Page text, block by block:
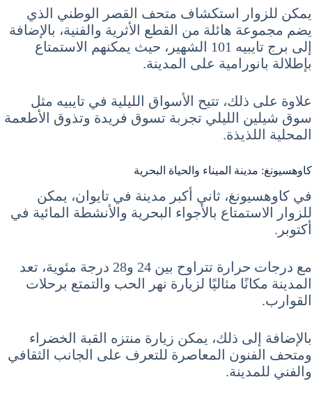
يمكن للزوار استكشاف متحف القصر الوطني الذي
يضم مجموعة هائلة من القطع الأثرية والفنية، بالإضافة
إلى برج تايبيه 101 الشهير، حيث يمكنهم الاستمتاع
بإطلالة بانورامية على المدينة.
علاوة على ذلك، تتيح الأسواق الليلية في تايبيه مثل
سوق شيلين الليلي تجربة تسوق فريدة وتذوق الأطعمة
المحلية اللذيذة.
كاوهسيونغ: مدينة الميناء والحياة البحرية
في كاوهسيونغ، ثاني أكبر مدينة في تايوان، يمكن
للزوار الاستمتاع بالأجواء البحرية والأنشطة المائية في
أكتوبر.
مع درجات حرارة تتراوح بين 24 و28 درجة مئوية، تعد
المدينة مكانًا مثاليًا لزيارة نهر الحب والتمتع برحلات
القوارب.
بالإضافة إلى ذلك، يمكن زيارة منتزه القبة الخضراء
ومتحف الفنون المعاصرة للتعرف على الجانب الثقافي
والفني للمدينة.